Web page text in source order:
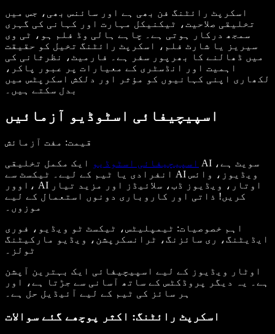
اسکرپٹ رائٹنگ فن بھی ہے اور سائنس بھی، جس میں
تخلیقی صلاحیت، ٹیکنیکل مہارت اور کہانی کی گہری
سمجھ درکار ہوتی ہے۔ چاہے ہالی وڈ فلم ہو، ٹی وی
سیریز یا شارٹ فلم، اسکرپٹ رائٹنگ تخیل کو حقیقت
میں ڈھالنے کا بھرپور سفر ہے۔ فارمیٹ، نظرثانی کی
اہمیت اور انڈسٹری کے معیارات پر عبور پاکر،
لکھاری اپنی کہانیوں کو مؤثر اور دلکش اسکرپٹس میں
بدل سکتے ہیں۔
اسپیچیفائی اسٹوڈیو آزمائیں
قیمت: مفت آزمائش
اسپیچیفائی اسٹوڈیو
ایک مکمل تخلیقی AI سویٹ ہے،
انفرادی یا ٹیم کے لیے۔ ٹیکسٹ سے AI ویڈیوز، وائس
اوور، AI اوتار، ویڈیوز ڈب، سلائیڈز اور مزید تیار
کریں! ذاتی اور کاروباری دونوں استعمال کے لیے
موزوں۔
اہم خصوصیات: ٹیمپلیٹس، ٹیکسٹ ٹو ویڈیو، فوری
ایڈیٹنگ، ری سائزنگ، ٹرانسکرپشن، ویڈیو مارکیٹنگ
ٹولز۔
اوٹار ویڈیوز کے لیے اسپیچیفائی ایک بہترین آپشن
ہے۔ یہ دیگر پروڈکٹس کے ساتھ آسانی سے جڑتا ہے، اور
ہر سائز کی ٹیم کے لیے آئیڈیل حل ہے۔
اسکرپٹ رائٹنگ: اکثر پوچھے گئے سوالات